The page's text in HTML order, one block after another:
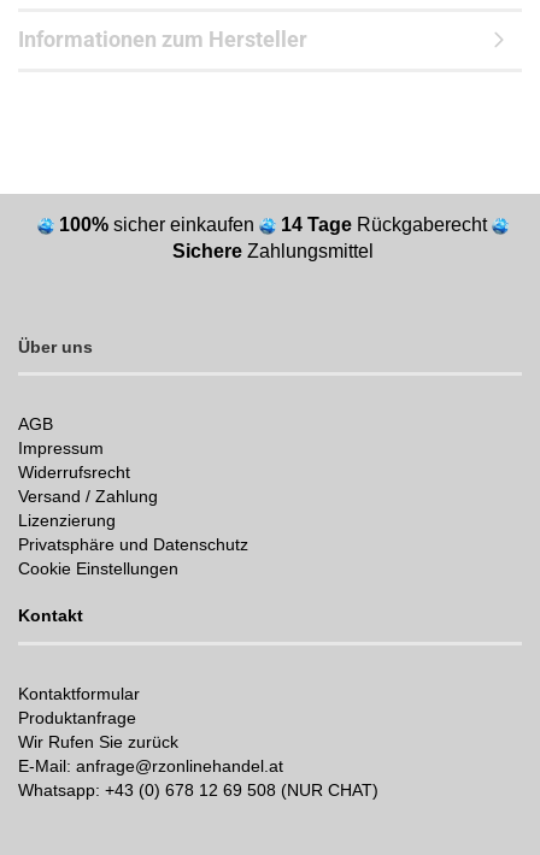
Informationen zum Hersteller
100% sicher einkaufen 14 Tage Rückgaberecht
Sichere Zahlungsmittel
Über uns
AGB
Impressum
Widerrufsrecht
Versand / Zahlung
Lizenzierung
Privatsphäre und Datenschutz
Cookie Einstellungen
Kontakt
Kontaktformular
Produktanfrage
Wir Rufen Sie zurück
E-Mail: anfrage@rzonlinehandel.at
Whatsapp: +43 (0) 678 12 69 508 (NUR CHAT)